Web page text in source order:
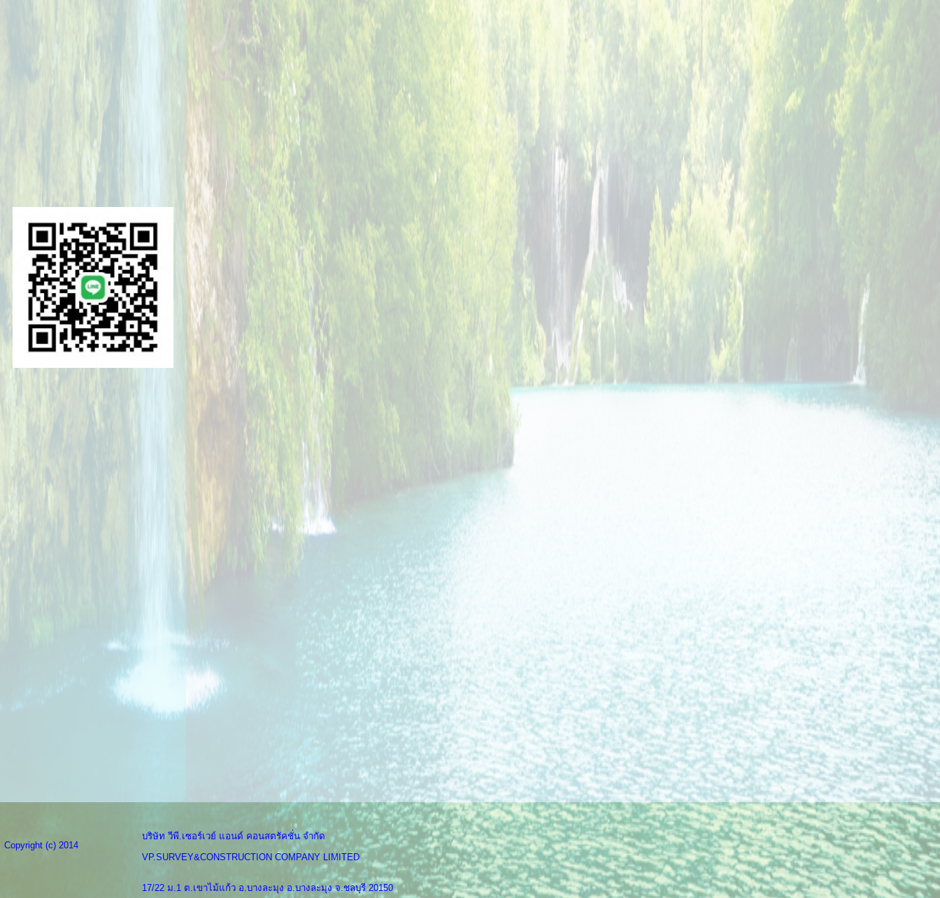
Copyright (c) 2014
บริษัท วีพี.เซอร์เวย์ แอนด์ คอนสตรัคชั่น จำกัด
VP.SURVEY&CONSTRUCTION COMPANY LIMITED
17/22 ม.1 ต.เขาไม้แก้ว อ.บางละมุง อ.บางละมุง จ.ชลบุรี 20150